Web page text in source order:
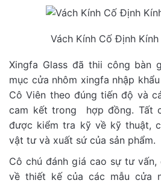
Vách Kính Cố Định
Xingfa Glass đã thii công bàn
mục cửa nhôm xingfa nhập
Cô Viên theo đúng tiến độ và
cam kết trong hợp đồng. Tất
được kiểm tra kỹ về kỹ thuật,
vật tư và xuất sứ của sản phẩm.
Cô chú đánh giá cao sự tư
về thiết kế của các mẫu cửa